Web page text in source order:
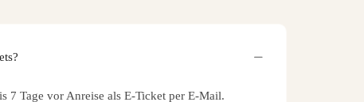
7 Tage vor Anreise als E-Ticket per E-Mail.